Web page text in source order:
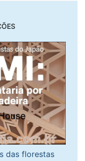
das florestas